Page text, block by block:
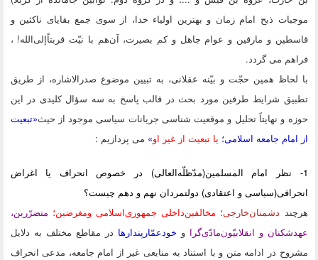
ذبح امام زمان و بهترین اولیاء خدا، از سوی جمع بقایای ناکثین و
و مارقین و عوام جاهل و کم بصیرت، آن‌هم با نیّت قربتاً‌إلی‌الله! ،
می گردد.
همین حجّت و بیّنه عقلانی، به تبیین موضوع صدرالاشاره، از طریق
شرایط طرفین مورد بحث در قالب پاسخ به سه سؤال کلیدی در این
و نهایتاً تحلیل و موقعیت شناسی جریانات سیاسی موجود از حیث«تبعیت
جامعه اسلامی؛یا تبعیت از غیر او »می پردازیم :
نظر امام المسلمین(مدّظلّه‌العالی) در خصوص انحراف یا اغراض
و اعتقادی) دولتمردان نهم و دهم چیست؟
دشمنان‌خارجی؛ مخالفین‌داخلی جمهوری‌اسلامی ومغرضین؛ متضرّرین،
و انقلابیّون‌مادّی‌گراوخودعمّارپندارهادر مقاطع مختلف به دلایل
در ادامه متن و با استناد به منابعی غیر از امام جامعه، مدعی انحراف